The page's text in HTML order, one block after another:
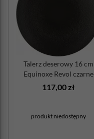
Talerz deserowy 16 cm
Equinoxe Revol czarne
żeliwo
117,00 zł
produkt niedostępny